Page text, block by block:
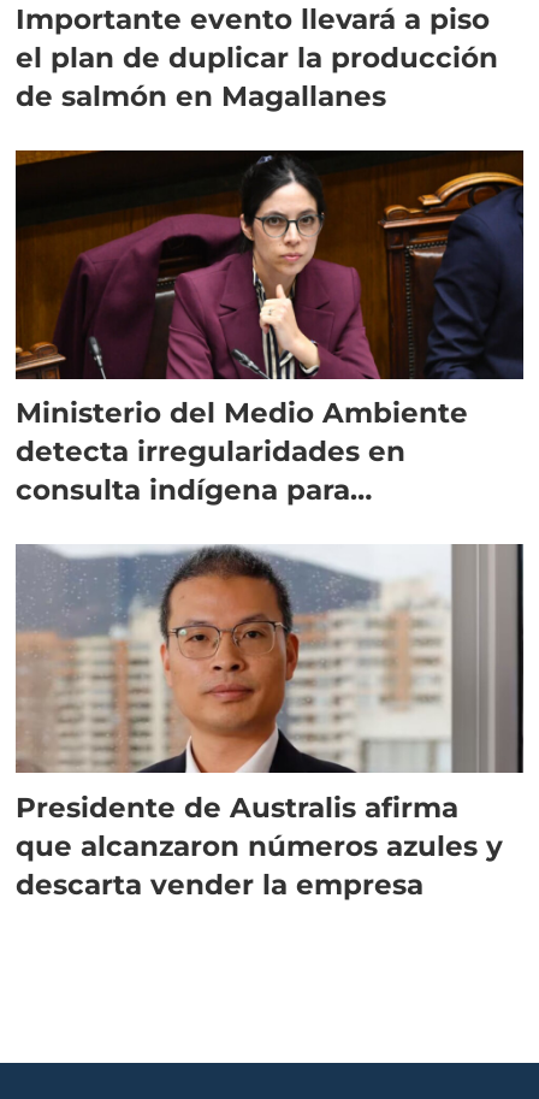
Importante evento llevará a piso
el plan de duplicar la producción
de salmón en Magallanes
Ministerio del Medio Ambiente
detecta irregularidades en
consulta indígena para
Presidente de Australis afirma
que alcanzaron números azules y
descarta vender la empresa